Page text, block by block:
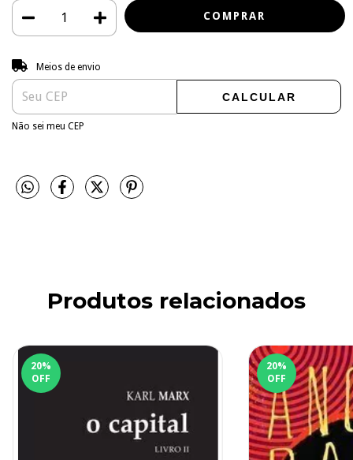
Entregas para o CEP:
Meios de envio
CALCULAR
Não sei meu CEP
Produtos relacionados
20%
OFF
20%
OFF